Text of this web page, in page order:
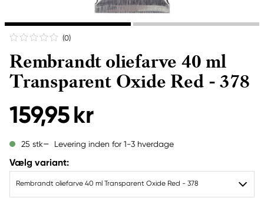
(0)
Rembrandt oliefarve 40 ml
Transparent Oxide Red - 378
159,95 kr
25 stk Levering inden for 1-3 hverdage
Vælg variant:
Rembrandt oliefarve 40 ml Transparent Oxide Red - 378